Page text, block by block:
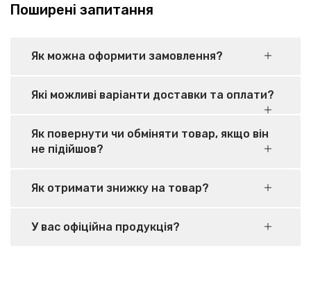
Поширені запитання
Як можна оформити замовлення?
Які можливі варіанти доставки та оплати?
Як повернути чи обміняти товар, якщо він
не підійшов?
Як отримати знижку на товар?
У вас офіційна продукція?